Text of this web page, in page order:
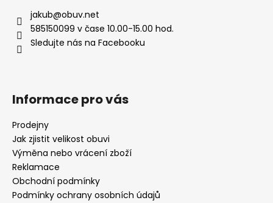
jakub@obuv.net
585150099 v čase 10.00-15.00 hod.
Sledujte nás na Facebooku
Informace pro vás
Prodejny
Jak zjistit velikost obuvi
Výměna nebo vrácení zboží
Reklamace
Obchodní podmínky
Podmínky ochrany osobních údajů